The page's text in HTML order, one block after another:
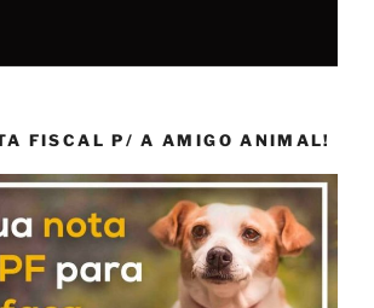
FISCAL P/ A AMIGO ANIMAL!